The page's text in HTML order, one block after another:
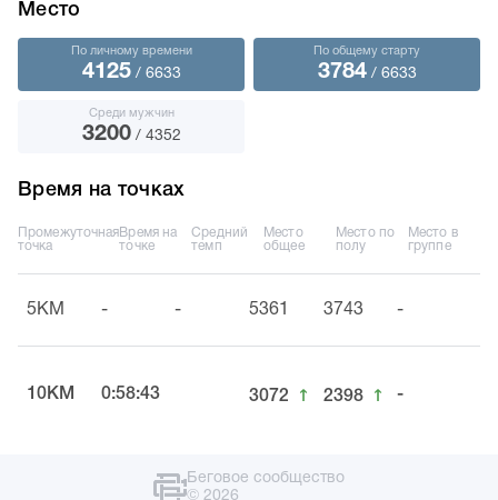
Место
По личному времени
4125/ 6633
По общему старту
3784/ 6633
Среди мужчин
3200/ 4352
Время на точках
Промежуточная
точка
Время на
точке
Средний
темп
Место
общее
Место по
полу
Место в
группе
5KM - - 5361 3743 -
10KM 0:58:43 3072 ↑ 2398 ↑ -
Беговое сообщество
© 2026